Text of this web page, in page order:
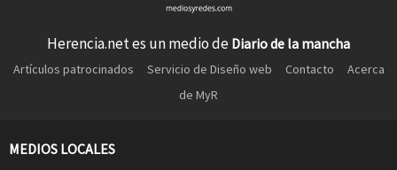
Herencia.net es un medio de Diario de la mancha
Artículos patrocinados Servicio de Diseño web Contacto
Acerca
de MyR
MEDIOS LOCALES